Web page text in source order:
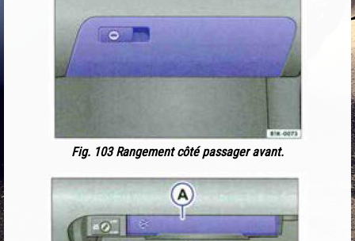
Fig. 103 Rangement côté passager avant.